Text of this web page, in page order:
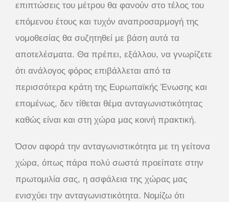
επιπτώσεις του μέτρου θα φανούν στο τέλος του
επόμενου έτους και τυχόν αναπροσαρμογή της
νομοθεσίας θα συζητηθεί με βάση αυτά τα
αποτελέσματα. Θα πρέπει, εξάλλου, να γνωρίζετε
ότι ανάλογος φόρος επιβάλλεται από τα
περισσότερα κράτη της Ευρωπαϊκής Ένωσης και
επομένως, δεν τίθεται θέμα ανταγωνιστικότητας
καθώς είναι και στη χώρα μας κοινή πρακτική.
Όσον αφορά την ανταγωνιστικότητα με τη γείτονα
χώρα, όπως πάρα πολύ σωστά προείπατε στην
πρωτομιλία σας, η ασφάλεια της χώρας μας
ενισχύει την ανταγωνιστικότητα. Νομίζω ότι